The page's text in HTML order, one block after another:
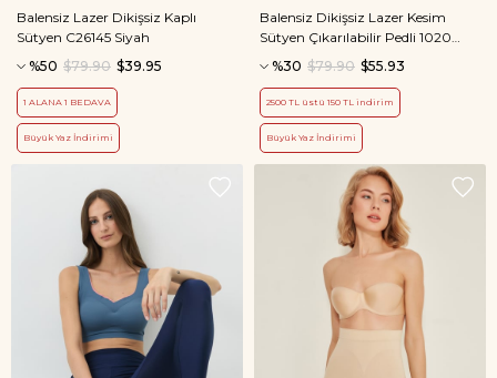
Balensiz Lazer Dikişsiz Kaplı
Sütyen C26145 Siyah
%50
$39.95
$79.90
1 ALANA 1 BEDAVA
Büyük Yaz İndirimi
Balensiz Dikişsiz Lazer Kesim
Sütyen Çıkarılabilir Pedli 1020
%30 $55.93
$79.90
2500 TL üstü 150 TL indirim
Büyük Yaz İndirimi